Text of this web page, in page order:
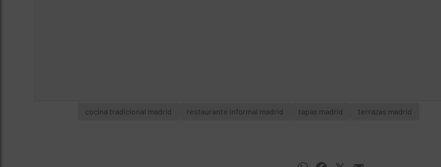
cocina tradicional madrid restaurante informal madrid tapas madrid terrazas madrid